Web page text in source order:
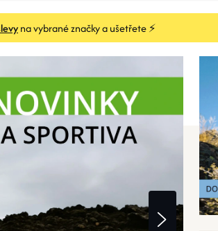
na vybrané značky a ušetřete ⚡
Následující